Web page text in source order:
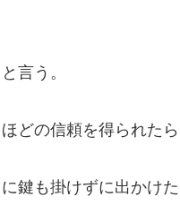
言う。
どの信頼を得られたら
鍵も掛けずに出かけた